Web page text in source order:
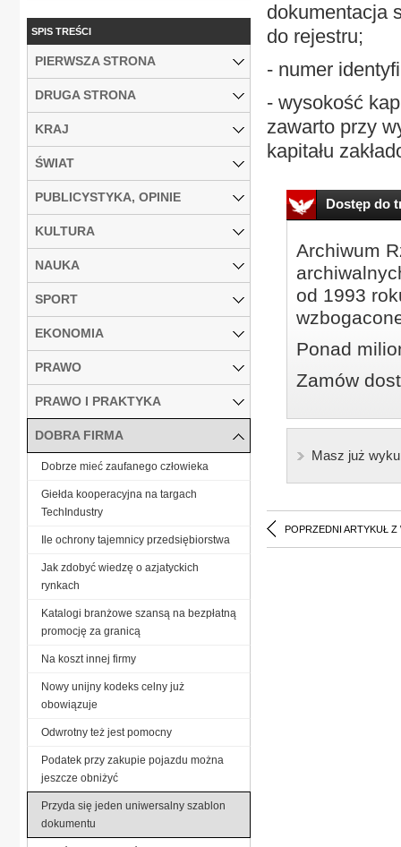
dokumentacja
do rejestru;
- numer
- wysokość
zawarto przy
kapitału
Dostęp do
Archiwum
od 1993
Ponad
Zamów
Masz już
POPRZEDNI ARTYKUŁ Z
SPIS TREŚCI
PIERWSZA STRONA
DRUGA STRONA
KRAJ
ŚWIAT
PUBLICYSTYKA, OPINIE
KULTURA
NAUKA
SPORT
EKONOMIA
PRAWO
PRAWO I PRAKTYKA
DOBRA FIRMA
Dobrze mieć zaufanego człowieka
Giełda kooperacyjna na targach
TechIndustry
Ile ochrony tajemnicy przedsiębiorstwa
Jak zdobyć wiedzę o azjatyckich
rynkach
Katalogi branżowe szansą na bezpłatną
promocję za granicą
Na koszt innej firmy
Nowy unijny kodeks celny już
obowiązuje
Odwrotny też jest pomocny
Podatek przy zakupie pojazdu można
jeszcze obniżyć
Przyda się jeden uniwersalny szablon
dokumentu